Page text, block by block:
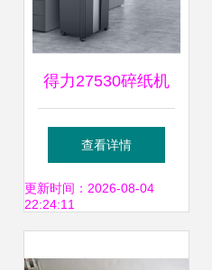
得力27530碎纸机
办公室大型文件碎
纸机粒状_碎纸机_
查看详情
更新时间：2026-08-04
22:24:11